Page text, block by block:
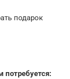
подарок
потребуется: